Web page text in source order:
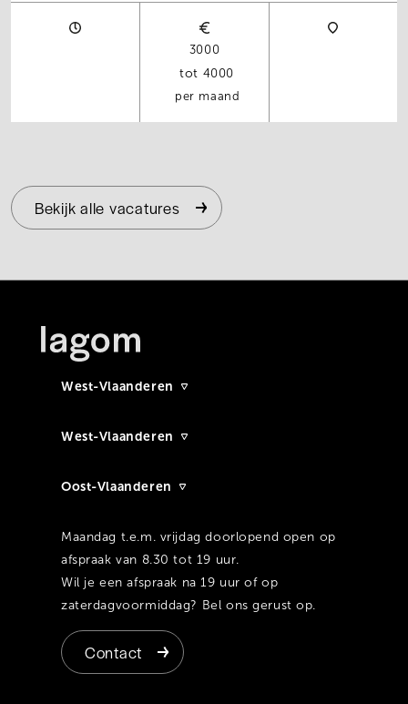
3000
4000
per maand
Bekijk alle vacatures
West-Vlaanderen
West-Vlaanderen
Oost-Vlaanderen
Maandag t.e.m. vrijdag doorlopend open op
afspraak van 8.30 tot 19 uur.
Wil je een afspraak na 19 uur of op
zaterdagvoormiddag? Bel ons gerust op.
Contact